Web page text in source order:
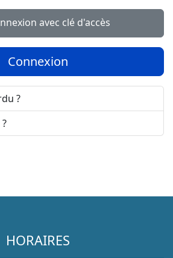
avec clé d'accès
Connexion
?
HORAIRES